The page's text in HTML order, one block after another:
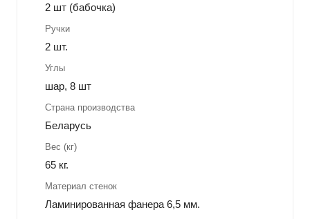
2 шт (бабочка)
Ручки
2 шт.
Углы
шар, 8 шт
Страна производства
Беларусь
Вес (кг)
65 кг.
Материал стенок
Ламинированная фанера 6,5 мм.